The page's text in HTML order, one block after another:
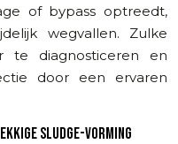
of bypass optreedt,
wegvallen. Zulke
te diagnosticeren en
door een ervaren
SLUDGE-VORMING